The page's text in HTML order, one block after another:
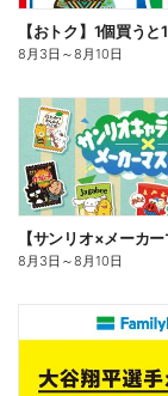
8月3日 ～8月10日
8月3日 ～8月10日